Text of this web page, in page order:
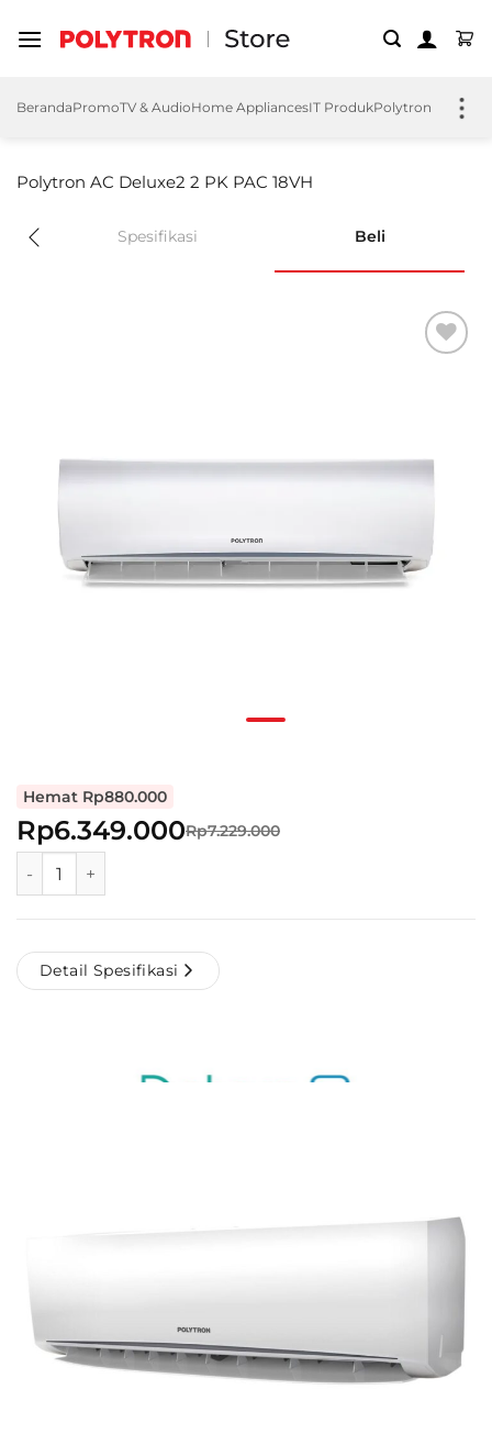
BerandaPromoTV & AudioHome AppliancesIT ProdukPolytron EV
Polytron AC Deluxe2 2 PK PAC 18VH
Spesifikasi Beli
Hemat Rp880.000
Rp6.349.000Rp7.229.000
Polytron AC Deluxe2 2 PK PAC 18VH quantity
Detail Spesifikasi